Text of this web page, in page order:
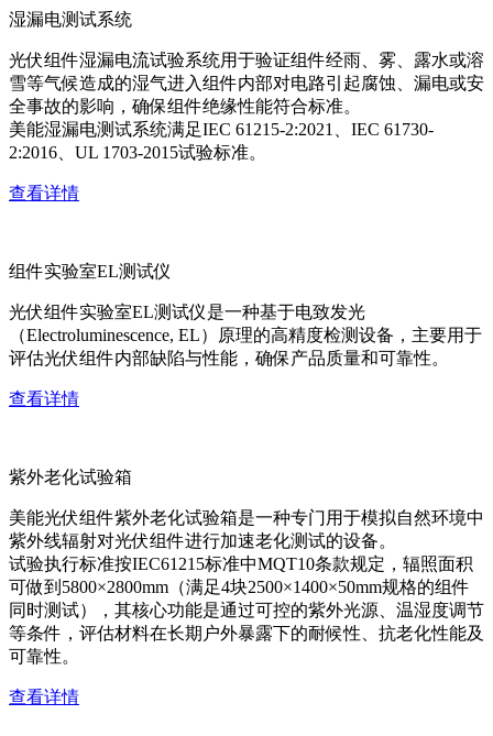
湿漏电测试系统
光伏组件湿漏电流试验系统用于验证组件经雨、雾、露水或溶
雪等气候造成的湿气进入组件内部对电路引起腐蚀、漏电或安
全事故的影响，确保组件绝缘性能符合标准。
美能湿漏电测试系统满足IEC 61215-2:2021、IEC 61730-
2:2016、UL 1703-2015试验标准。
查看详情
组件实验室EL测试仪
光伏组件实验室EL测试仪是一种基于电致发光
（Electroluminescence, EL）原理的高精度检测设备，主要用于
评估光伏组件内部缺陷与性能，确保产品质量和可靠性。
查看详情
紫外老化试验箱
美能光伏组件紫外老化试验箱是一种专门用于模拟自然环境中
紫外线辐射对光伏组件进行加速老化测试的设备。
试验执行标准按IEC61215标准中MQT10条款规定，辐照面积
可做到5800×2800mm（满足4块2500×1400×50mm规格的组件
同时测试），其核心功能是通过可控的紫外光源、温湿度调节
等条件，评估材料在长期户外暴露下的耐候性、抗老化性能及
可靠性。
查看详情